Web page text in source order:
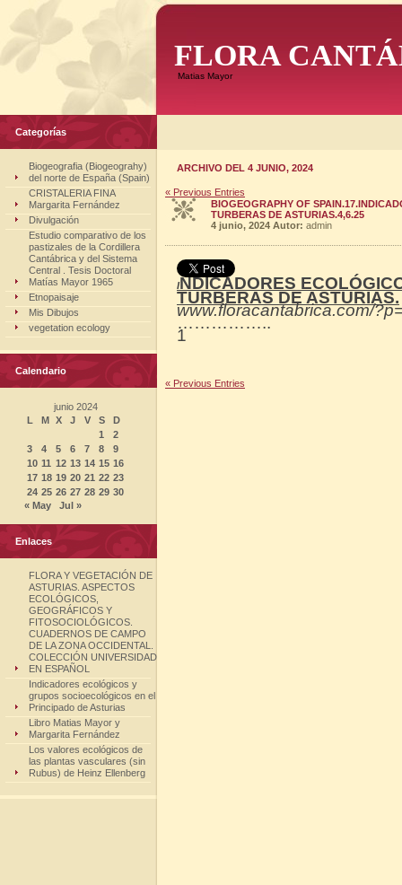
FLORA
Matias Mayor
Categorías
Biogeografia (Biogeograhy)
del norte de España (Spain)
CRISTALERIA FINA
Margarita Fernández
Divulgación
Estudio comparativo de los
pastizales de la Cordillera
Cantábrica y del Sistema
Central . Tesis Doctoral
Matías Mayor 1965
Etnopaisaje
Mis Dibujos
vegetation ecology
Calendario
junio 2024
L
M X J V S
D
1
2
3
4 5 6 7 8
9
10 11 12 13 14 15 16
17 18 19 20 21 22 23
24 25 26 27 28 29 30
« May
Jul »
Enlaces
FLORA Y VEGETACIÓN DE
ASTURIAS. ASPECTOS
ECOLÓGICOS,
GEOGRÁFICOS Y
FITOSOCIOLÓGICOS.
CUADERNOS DE CAMPO
DE LA ZONA OCCIDENTAL.
COLECCIÓN UNIVERSIDAD
EN ESPAÑOL
Indicadores ecológicos y
grupos socioecológicos en el
Principado de Asturias
Libro Matias Mayor y
Margarita Fernández
Los valores ecológicos de
las plantas vasculares (sin
Rubus) de Heinz Ellenberg
ARCHIVO DEL 4 JUNIO, 2024
« Previous Entries
BIOGEOGRAPHY OF
TURBERAS DE ASTURIAS.4,6.25
4 junio, 2024 Autor: admin
INDICADORES
TURBERAS DE ASTURIAS.
www.floracantabrica.com/
……………..
1
« Previous Entries